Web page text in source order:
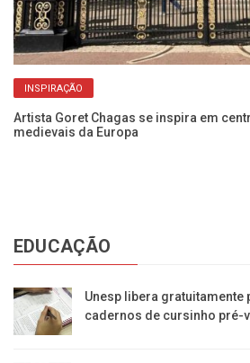
INSPIRAÇÃO
Artista Goret Chagas se inspira em
medievais da Europa
EDUCAÇÃO
Unesp libera gratuitamente
cadernos de cursinho pré-